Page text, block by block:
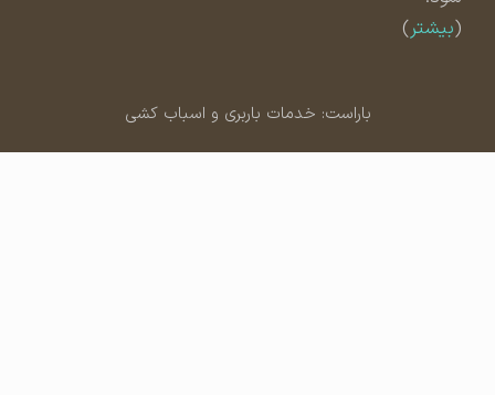
بیشتر)
باراست: خدمات باربری و اسباب کشی